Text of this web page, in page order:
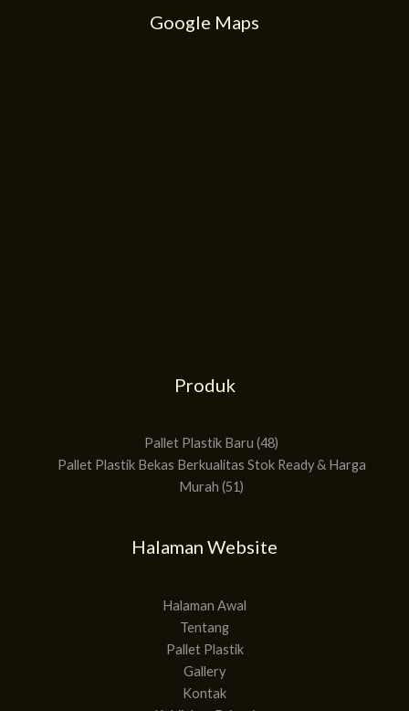
Google Maps
Produk
Pallet Plastik Baru 48
Pallet Plastik Bekas Berkualitas Stok Ready & Harga
Murah 51
Halaman Website
Halaman Awal
Tentang
Pallet Plastik
Gallery
Kontak